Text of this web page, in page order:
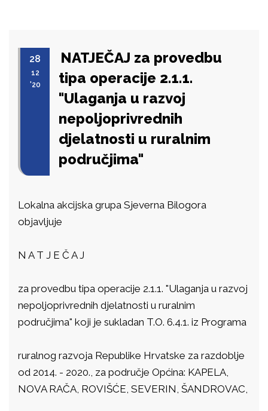
28
12
'20
NATJEČAJ za provedbu
tipa operacije 2.1.1.
"Ulaganja u razvoj
nepoljoprivrednih
djelatnosti u ruralnim
područjima"
Lokalna akcijska grupa Sjeverna Bilogora
objavljuje
N A T J E Č A J
za provedbu tipa operacije 2.1.1. "Ulaganja u razvoj
nepoljoprivrednih djelatnosti u ruralnim
područjima" koji je sukladan T.O. 6.4.1. iz Programa
ruralnog razvoja Republike Hrvatske za razdoblje
od 2014. - 2020., za područje Općina: KAPELA,
NOVA RAČA, ROVIŠĆE, SEVERIN, ŠANDROVAC,